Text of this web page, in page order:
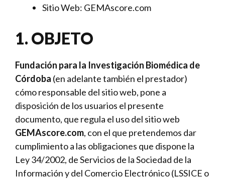
Sitio Web: GEMAscore.com
1. OBJETO
Fundación para la Investigación Biomédica de
Córdoba (en adelante también el prestador)
cómo responsable del sitio web, pone a
disposición de los usuarios el presente
documento, que regula el uso del sitio web
GEMAscore.com, con el que pretendemos dar
cumplimiento a las obligaciones que dispone la
Ley 34/2002, de Servicios de la Sociedad de la
Información y del Comercio Electrónico (LSSICE o